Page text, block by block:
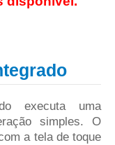
executa uma
simples. O
a tela de toque